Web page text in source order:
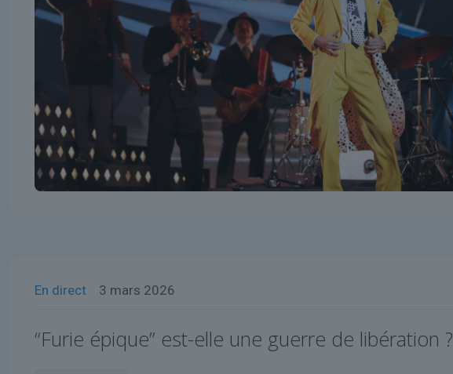
En direct 3 mars 2026
“Furie épique” est-elle une guerre de libération ?